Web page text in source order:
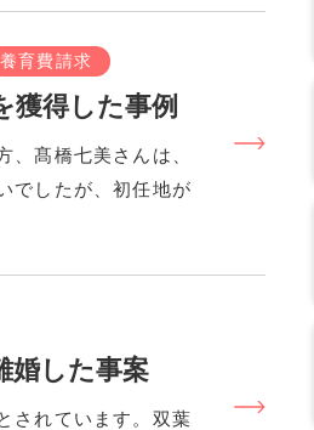
養育費請求
獲得した事例
髙橋七美さんは、
でしたが、初任地が
婚した事案
されています。双葉